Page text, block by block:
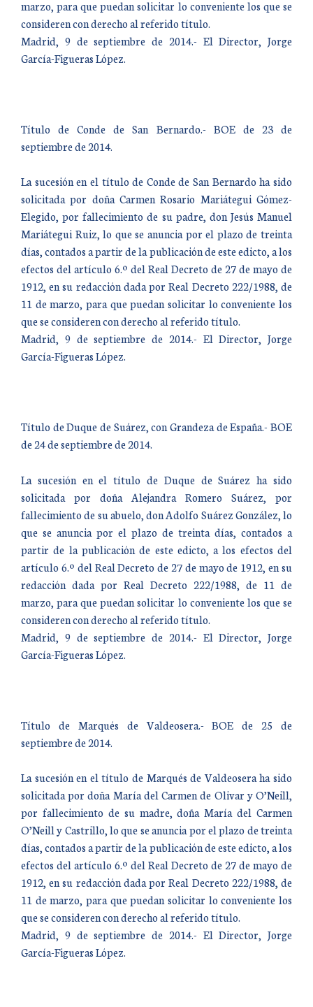
marzo, para que puedan solicitar lo conveniente los que se
consideren con derecho al referido título.
Madrid, 9 de septiembre de 2014.- El Director, Jorge
García-Figueras López.
Título de Conde de San Bernardo.- BOE de 23 de
septiembre de 2014.
La sucesión en el título de Conde de San Bernardo ha sido
solicitada por doña Carmen Rosario Mariátegui Gómez-
Elegido, por fallecimiento de su padre, don Jesús Manuel
Mariátegui Ruiz, lo que se anuncia por el plazo de treinta
días, contados a partir de la publicación de este edicto, a los
efectos del artículo 6.º del Real Decreto de 27 de mayo de
1912, en su redacción dada por Real Decreto 222/1988, de
11 de marzo, para que puedan solicitar lo conveniente los
que se consideren con derecho al referido título.
Madrid, 9 de septiembre de 2014.- El Director, Jorge
García-Figueras López.
Título de Duque de Suárez, con Grandeza de España.- BOE
de 24 de septiembre de 2014.
La sucesión en el título de Duque de Suárez ha sido
solicitada por doña Alejandra Romero Suárez, por
fallecimiento de su abuelo, don Adolfo Suárez González, lo
que se anuncia por el plazo de treinta días, contados a
partir de la publicación de este edicto, a los efectos del
artículo 6.º del Real Decreto de 27 de mayo de 1912, en su
redacción dada por Real Decreto 222/1988, de 11 de
marzo, para que puedan solicitar lo conveniente los que se
consideren con derecho al referido título.
Madrid, 9 de septiembre de 2014.- El Director, Jorge
García-Figueras López.
Título de Marqués de Valdeosera.- BOE de 25 de
septiembre de 2014.
La sucesión en el título de Marqués de Valdeosera ha sido
solicitada por doña María del Carmen de Olivar y O’Neill,
por fallecimiento de su madre, doña María del Carmen
O’Neill y Castrillo, lo que se anuncia por el plazo de treinta
días, contados a partir de la publicación de este edicto, a los
efectos del artículo 6.º del Real Decreto de 27 de mayo de
1912, en su redacción dada por Real Decreto 222/1988, de
11 de marzo, para que puedan solicitar lo conveniente los
que se consideren con derecho al referido título.
Madrid, 9 de septiembre de 2014.- El Director, Jorge
García-Figueras López.